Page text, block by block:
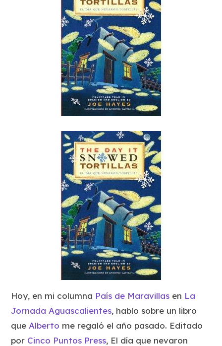
Hoy, en mi columna País de Maravillas en La
Jornada Aguascalientes, hablo sobre un libro
que Alberto me regaló el año pasado. Editado
por Cinco Puntos Press, El día que nevaron